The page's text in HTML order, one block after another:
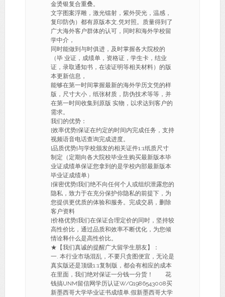
金烫银复合重叠。
文字图案浮雕，激光镭射，紫外荧光，温感，
复印防伪）都有原版本文,凭对照。质量得到了
广大海外客户群体的认可，同时和海外学校留
学中介，
同时能做到与时俱进，及时掌握各大院校的
（毕 业证，成绩单，资格证，学生卡，结业
证，录取通知书，在读证明等相关材料）的版
本更新信息，
能够在第一时间掌握最新的海外学历文凭的样
版，尺寸大小，纸张材质，防伪技术等等，并
在第一时间收集到原版 实物，以求达到客户的
需求。
我们的优势：
[效率优势]保证在约定的时间内完成任务，支持
视频语音电话查询完成进度。
[品质优势]与学校颁发的相关证件1:1纸质尺寸
制定（定期向各大院校毕业生购买最新版本毕
业证成绩单保证您拿到的是学校内部最新版本
毕业证成绩单）
[保密优势]我们绝不向任何个人或组织泄露您的
隐私，致力于在充分保护你隐私的前提下，为
您提供更优质的体验和服务。完成交易，删除
客户资料
[价格优势]我们在保证合理定价的同时，坚持较
高性价比，通过品质和效率不断优化，为您倾
情诠释什么是高性价比。
★【我们真诚的提醒广大留学生朋友】：
一. 本行业市场混乱，不要只贪图便宜，无论是
真实版还是顶级1:1复制版，都会有相应的成本
在里面，我们绝对保证一分钱一分货！ 花
钱搞UNM留信网学历认证W/Q1986543008买
新墨西哥大学毕业证书成绩单,假新墨西哥大学